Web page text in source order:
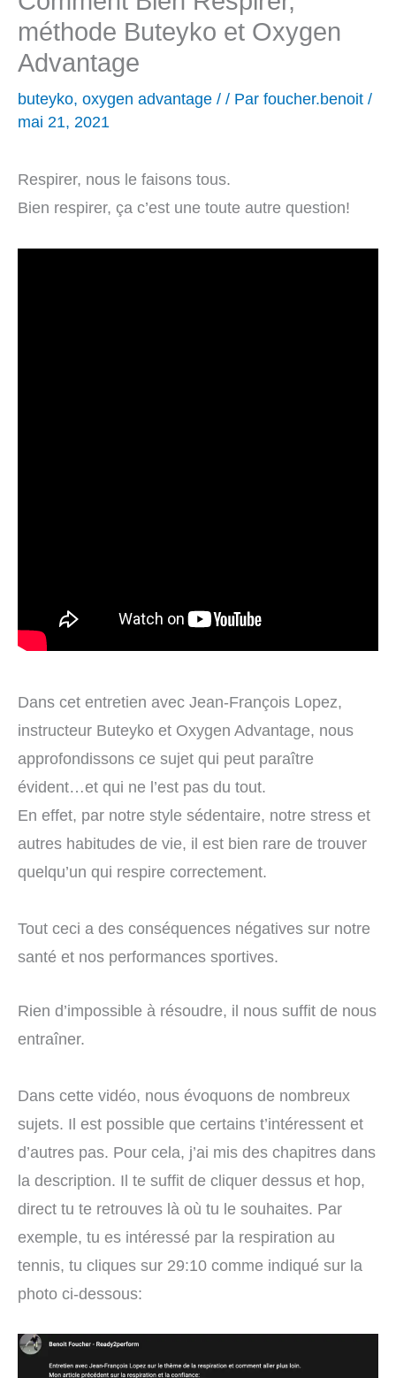
méthode Buteyko et Oxygen
Advantage
buteyko, oxygen advantage / / Par foucher.benoit /
mai 21, 2021
Respirer, nous le faisons tous.
Bien respirer, ça c’est une toute autre question!
Dans cet entretien avec Jean-François Lopez,
instructeur Buteyko et Oxygen Advantage, nous
approfondissons ce sujet qui peut paraître
évident…et qui ne l’est pas du tout.
En effet, par notre style sédentaire, notre stress et
autres habitudes de vie, il est bien rare de trouver
quelqu’un qui respire correctement.
Tout ceci a des conséquences négatives sur notre
santé et nos performances sportives.
Rien d’impossible à résoudre, il nous suffit de nous
entraîner.
Dans cette vidéo, nous évoquons de nombreux
sujets. Il est possible que certains t’intéressent et
d’autres pas. Pour cela, j’ai mis des chapitres dans
la description. Il te suffit de cliquer dessus et hop,
direct tu te retrouves là où tu le souhaites. Par
exemple, tu es intéressé par la respiration au
tennis, tu cliques sur 29:10 comme indiqué sur la
photo ci-dessous: